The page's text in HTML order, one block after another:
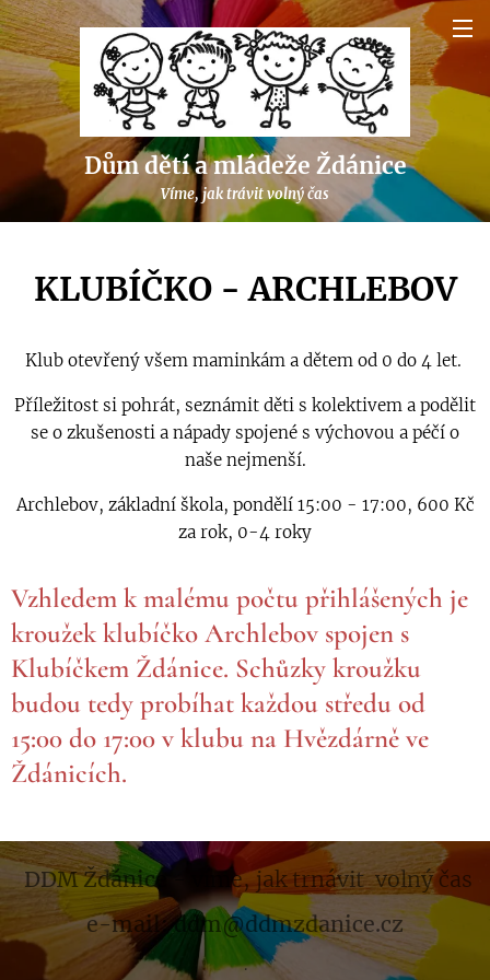
Dům dětí a mládeže Ždánice
Víme, jak trávit volný čas
KLUBÍČKO - ARCHLEBOV
Klub otevřený všem maminkám a dětem od 0 do 4 let.
Příležitost si pohrát, seznámit děti s kolektivem a podělit
se o zkušenosti a nápady spojené s výchovou a péčí o
naše nejmenší.
Archlebov, základní škola, pondělí 15:00 - 17:00, 600 Kč
za rok, 0-4 roky
Vzhledem k malému počtu přihlášených je
kroužek klubíčko Archlebov spojen s
Klubíčkem Ždánice. Schůzky kroužku
budou tedy probíhat každou středu od
15:00 do 17:00 v klubu na Hvězdárně ve
Ždánicích.
DDM Ždánice
- víme, jak trnávit volný čas
e-mail: ddm@ddmzdanice.cz
.